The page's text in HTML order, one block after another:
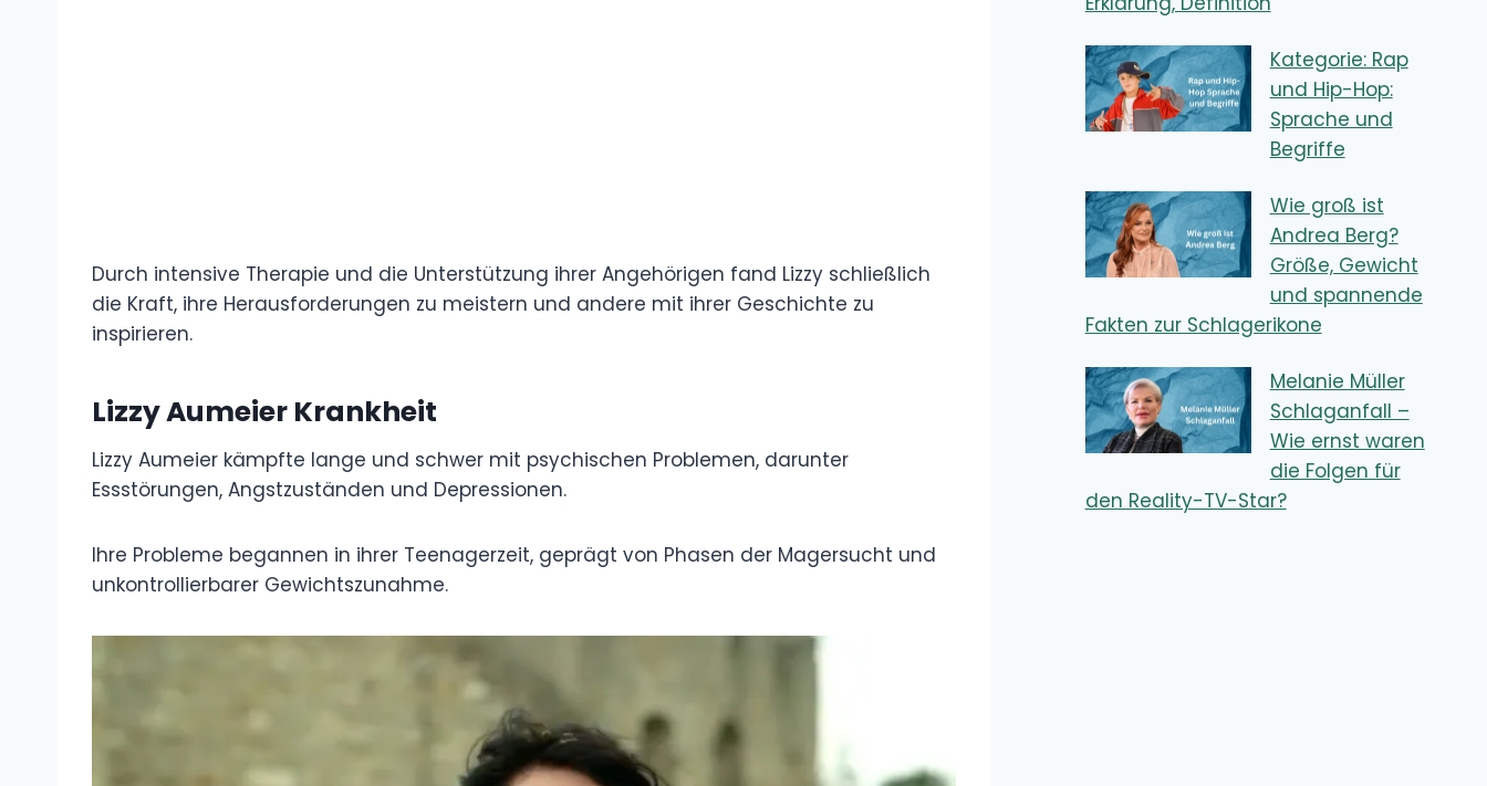
Durch intensive Therapie und die Unterstützung ihrer Angehörigen fand Lizzy schließlich
die Kraft, ihre Herausforderungen zu meistern und andere mit ihrer Geschichte zu
inspirieren.
Lizzy Aumeier Krankheit
Lizzy Aumeier kämpfte lange und schwer mit psychischen Problemen, darunter
Essstörungen, Angstzuständen und Depressionen.
Ihre Probleme begannen in ihrer Teenagerzeit, geprägt von Phasen der Magersucht und
unkontrollierbarer Gewichtszunahme.
Kategorie: Rap
und Hip-Hop:
Sprache und
Begriffe
Wie groß ist
Andrea Berg?
Größe, Gewicht
und spannende
Fakten zur Schlagerikone
Melanie Müller
Schlaganfall –
Wie ernst waren
die Folgen für
den Reality-TV-Star?